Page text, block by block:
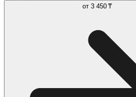
от 3 450 ₸